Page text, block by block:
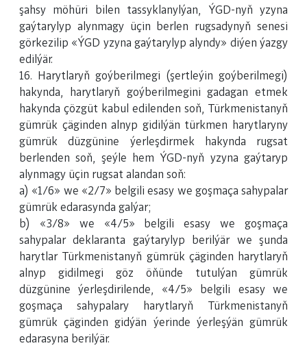
şahsy möhüri bilen tassyklanylýan, ÝGD-nyň yzyna
gaýtarylyp alynmagy üçin berlen rugsadynyň senesi
görkezilip «ÝGD yzyna gaýtarylyp alyndy» diýen ýazgy
edilýär.
16. Harytlaryň goýberilmegi (şertleýin goýberilmegi)
hakynda, harytlaryň goýberilmegini gadagan etmek
hakynda çözgüt kabul edilenden soň, Türkmenistanyň
gümrük çäginden alnyp gidilýän türkmen harytlaryny
gümrük düzgünine ýerleşdirmek hakynda rugsat
berlenden soň, şeýle hem ÝGD-nyň yzyna gaýtaryp
alynmagy üçin rugsat alandan soň:
a) «1/6» we «2/7» belgili esasy we goşmaça sahypalar
gümrük edarasynda galýar;
b) «3/8» we «4/5» belgili esasy we goşmaça
sahypalar deklaranta gaýtarylyp berilýär we şunda
harytlar Türkmenistanyň gümrük çäginden harytlaryň
alnyp gidilmegi göz öňünde tutulýan gümrük
düzgünine ýerleşdirilende, «4/5» belgili esasy we
goşmaça sahypalary harytlaryň Türkmenistanyň
gümrük çäginden gidýän ýerinde ýerleşýän gümrük
edarasyna berilýär.